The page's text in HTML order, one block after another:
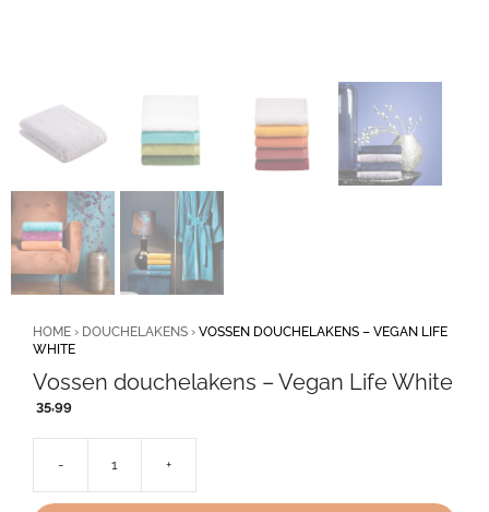
HOME › DOUCHELAKENS › VOSSEN DOUCHELAKENS – VEGAN LIFE
WHITE
Vossen douchelakens – Vegan Life White
35,99
-
douchelakens
+